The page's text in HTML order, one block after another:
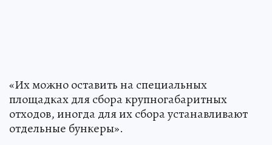
«Их можно оставить на специальных
площадках для сбора крупногабаритных
отходов, иногда для их сбора устанавливают
отдельные бункеры».